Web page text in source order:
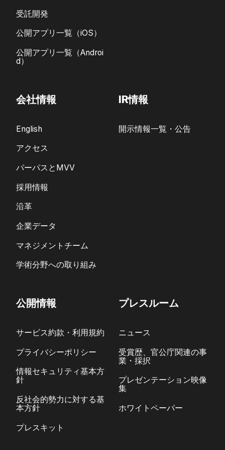
受託開発
公開アプリ一覧（iOS）
公開アプリ一覧（Androi
d）
会社情報
English
アクセス
パーパスとMVV
採用情報
沿革
企業データ
マネジメントチーム
学術分野への取り組み
IR情報
開示情報一覧・公告
公開情報
サービス約款・利用規約
プライバシーポリシー
情報セキュリティ基本方
針
反社会的勢力に対する基
本方針
プレスキット
プレスルーム
ニュース
受賞歴、官公庁関連の事
業・採択
プレゼンテーション映像
集
ホワイトペーパー